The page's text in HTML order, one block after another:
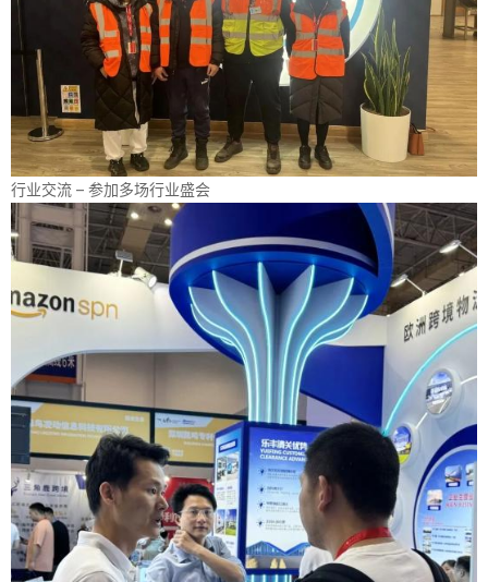
行业交流 – 参加多场行业盛会